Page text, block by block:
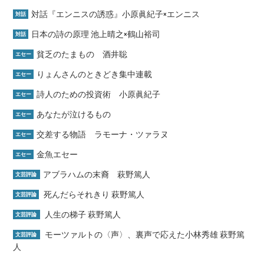
対話 対話『エンニスの誘惑』小原眞紀子×エンニス
対話 日本の詩の原理 池上晴之×鶴山裕司
エセー 貧乏のたまもの 酒井聡
エセー りょんさんのときどき集中連載
エセー 詩人のための投資術 小原眞紀子
エセー あなたが泣けるもの
エセー 交差する物語 ラモーナ・ツァラヌ
エセー 金魚エセー
文芸評論 アブラハムの末裔 萩野篤人
文芸評論 死んだらそれきり 萩野篤人
文芸評論 人生の梯子 萩野篤人
文芸評論
モーツァルトの〈声〉、裏声で応えた小林秀雄 萩野篤
人